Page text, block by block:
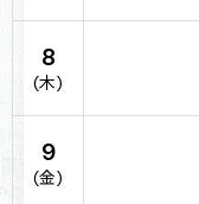
8
(木)
9
(金)